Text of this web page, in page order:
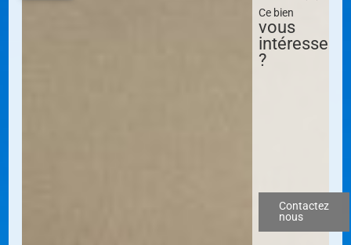
Ce bien
vous
intéresse
?
Contactez
nous